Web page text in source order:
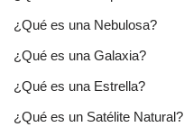
¿Qué es una Nebulosa?
¿Qué es una Galaxia?
¿Qué es una Estrella?
¿Qué es un Satélite Natural?